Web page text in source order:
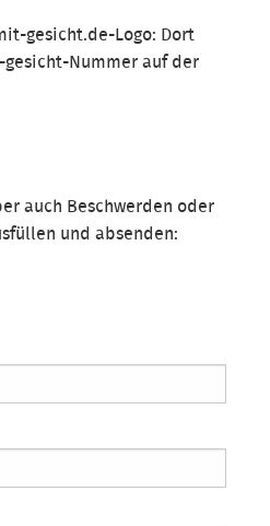
gesicht.de-Logo: Dort
Nummer auf der
auch Beschwerden oder
und absenden: